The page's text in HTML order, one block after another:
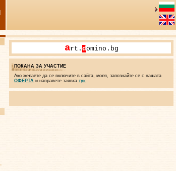
art. domino.bg
ПОКАНА ЗА УЧАСТИЕ
Ако желаете да се включите в сайта, моля, запознайте се с нашата
ОФЕРТА и направете заявка тук